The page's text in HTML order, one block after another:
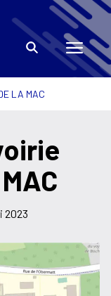
LA MAC
2023